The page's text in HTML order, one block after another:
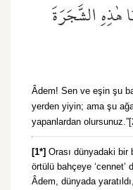
الشَّجَرَةَ
Âdem! Sen ve eşin şu
yerden yiyin; ama şu
yapanlardan
[1*] Orası dünyadaki bir
örtülü bahçeye ‘cennet’
Âdem, dünyada